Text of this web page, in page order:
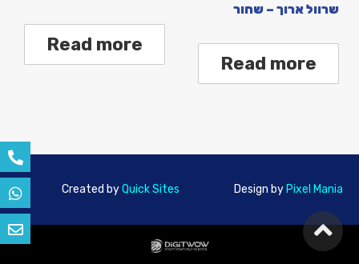
שרוול ארוך – שחור
Read more
Read more
Design by Pixel Mania
Created byQuick Sites
גלילה